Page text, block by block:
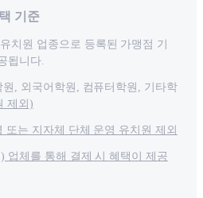
기준
치원 업종으로 등록된 가맹점 기
됩니다.
원, 외국어학원, 컴퓨터학원, 기타학
제외)
또는 지자체 단체 운영 유치원 제외
업체를 통해 결제 시 혜택이 제공